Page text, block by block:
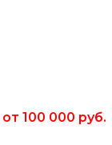
100 000 руб.